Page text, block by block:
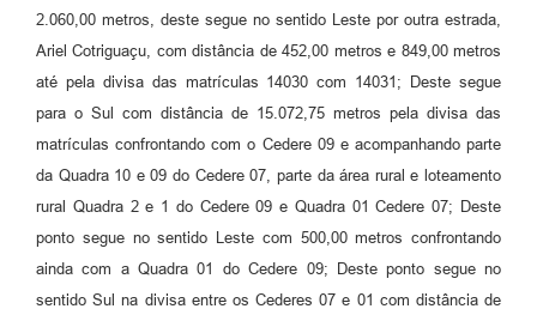
2.060,00 metros, deste segue no sentido Leste por outra estrada,
Ariel Cotriguaçu, com distância de 452,00 metros e 849,00 metros
até pela divisa das matrículas 14030 com 14031; Deste segue
para o Sul com distância de 15.072,75 metros pela divisa das
matrículas confrontando com o Cedere 09 e acompanhando parte
da Quadra 10 e 09 do Cedere 07, parte da área rural e loteamento
rural Quadra 2 e 1 do Cedere 09 e Quadra 01 Cedere 07; Deste
ponto segue no sentido Leste com 500,00 metros confrontando
ainda com a Quadra 01 do Cedere 09; Deste ponto segue no
sentido Sul na divisa entre os Cederes 07 e 01 com distância de